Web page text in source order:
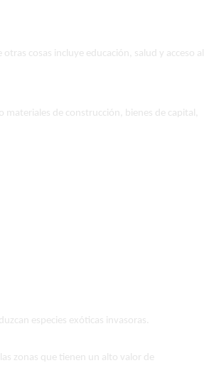
cosas incluye educación, salud y acceso al
de construcción, bienes de capital,
especies exóticas invasoras.
zonas que tienen un alto valor de